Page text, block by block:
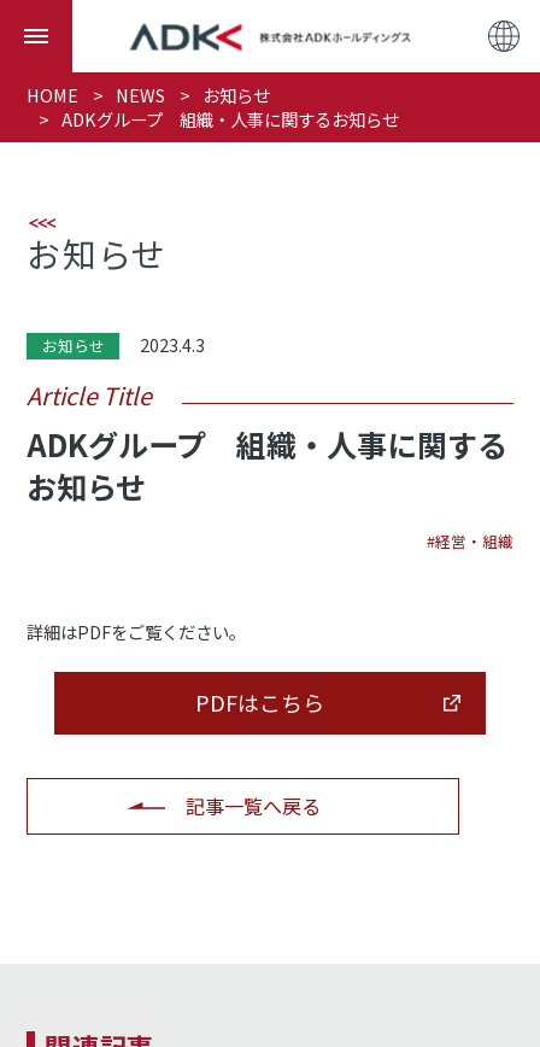
HOME NEWS
お知らせ
ADKグループ 組織・人事に関するお知らせ
お知らせ
お知らせ 2023.4.3
Article Title
ADKグループ 組織・人事に関する
お知らせ
#経営・組織
詳細はPDFをご覧ください。
PDFはこちら
記事一覧へ戻る